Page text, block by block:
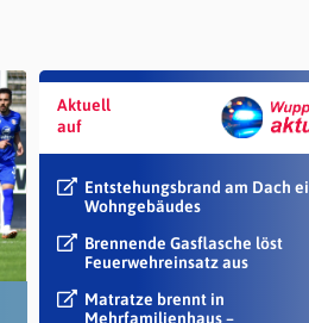
Aktuell
auf
Entstehungsbrand am Dach
Wohngebäudes
Brennende Gasflasche löst
Feuerwehreinsatz aus
Matratze brennt in
Mehrfamilienhaus –